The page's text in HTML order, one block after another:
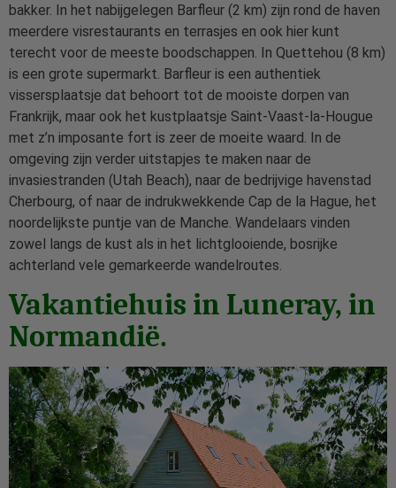
bakker. In het nabijgelegen Barfleur (2 km) zijn rond de haven
meerdere visrestaurants en terrasjes en ook hier kunt
terecht voor de meeste boodschappen. In Quettehou (8 km)
is een grote supermarkt. Barfleur is een authentiek
vissersplaatsje dat behoort tot de mooiste dorpen van
Frankrijk, maar ook het kustplaatsje Saint-Vaast-la-Hougue
met z’n imposante fort is zeer de moeite waard. In de
omgeving zijn verder uitstapjes te maken naar de
invasiestranden (Utah Beach), naar de bedrijvige havenstad
Cherbourg, of naar de indrukwekkende Cap de la Hague, het
noordelijkste puntje van de Manche. Wandelaars vinden
zowel langs de kust als in het lichtglooiende, bosrijke
achterland vele gemarkeerde wandelroutes.
Vakantiehuis in Luneray, in
Normandië.